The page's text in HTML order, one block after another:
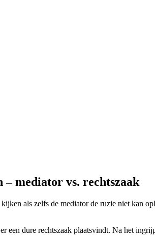
mediator vs. rechtszaak
als zelfs de mediator de ruzie niet kan
een dure rechtszaak plaatsvindt. Na het